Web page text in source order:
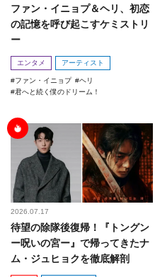
ファン・イニョプ＆ヘリ、初恋
の記憶を呼び起こすケミストリ
ー
エンタメ アーティスト
ファン・イニョプ
ヘリ
君へと続く僕のドリーム！
2026.07.17
待望の除隊後復帰！『トングン
ー呪いの宮ー』で帰ってきたナ
ム・ジュヒョクを徹底解剖